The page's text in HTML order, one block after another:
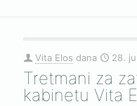
Vita Elos dana 28.
Tretmani za
kabinetu Vita